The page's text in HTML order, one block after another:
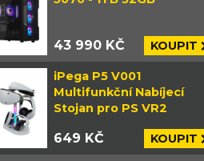
43 990 KČ KOUPIT
iPega P5 V001
Multifunkční Nabíjecí
Stojan pro PS VR2
649 KČ KOUPIT